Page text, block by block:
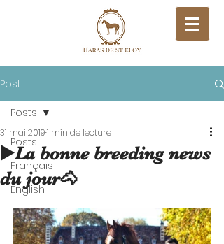
Post
Posts
Français
English
Posts
▶️La bonne breeding news
du jour🐴
31 mai 20191 min de lecture